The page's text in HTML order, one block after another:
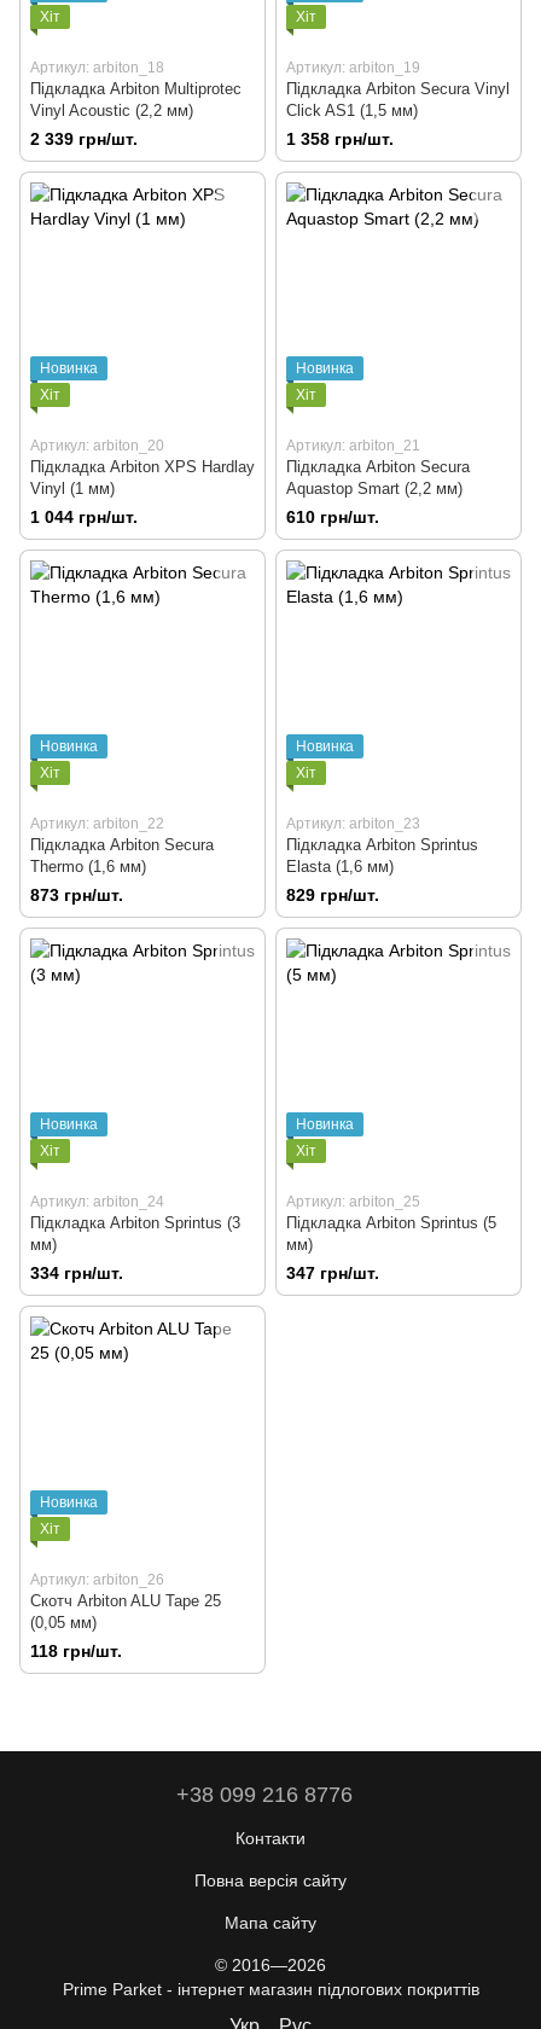
Хіт
Артикул: arbiton_18
Підкладка Arbiton Multiprotec
Vinyl Acoustic (2,2 мм)
2 339 грн/шт.
Хіт
Артикул: arbiton_19
Підкладка Arbiton Secura Vinyl
Click AS1 (1,5 мм)
1 358 грн/шт.
Новинка
Хіт
Артикул: arbiton_20
Підкладка Arbiton XPS Hardlay
Vinyl (1 мм)
1 044 грн/шт.
Новинка
Хіт
Артикул: arbiton_21
Підкладка Arbiton Secura
Aquastop Smart (2,2 мм)
610 грн/шт.
Новинка
Хіт
Артикул: arbiton_22
Підкладка Arbiton Secura
Thermo (1,6 мм)
873 грн/шт.
Новинка
Хіт
Артикул: arbiton_23
Підкладка Arbiton Sprintus
Elasta (1,6 мм)
829 грн/шт.
Новинка
Хіт
Артикул: arbiton_24
Підкладка Arbiton Sprintus (3
мм)
334 грн/шт.
Новинка
Хіт
Артикул: arbiton_25
Підкладка Arbiton Sprintus (5
мм)
347 грн/шт.
Новинка
Хіт
Артикул: arbiton_26
Скотч Arbiton ALU Tape 25
(0,05 мм)
118 грн/шт.
+38 099 216 8776
Контакти
Повна версія сайту
Мапа сайту
© 2016—2026
Prime Parket - інтернет магазин підлогових покриттів